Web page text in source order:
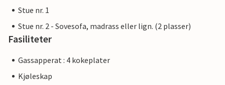
Stue nr. 1
Stue nr. 2 - Sovesofa, madrass eller lign. (2 plasser)
Fasiliteter
Gassapperat : 4 kokeplater
Kjøleskap